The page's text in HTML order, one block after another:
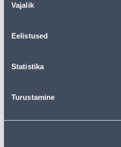
valik
Vajalik
Eelistused
Statistika
Turustamine
19